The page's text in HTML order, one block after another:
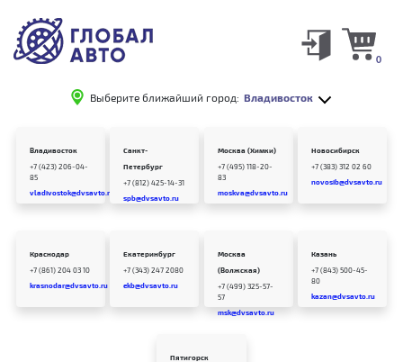
Выберите ближайший город: Владивосток
0
Владивосток
+7 (423) 206-04-
85
vladivostok@dvsavto.ru
Санкт-
Петербург
+7 (812) 425-14-31
spb@dvsavto.ru
Москва (Химки)
+7 (495) 118-20-
83
moskva@dvsavto.ru
Новосибирск
+7 (383) 312 02 60
novosib@dvsavto.ru
Краснодар
+7 (861) 204 03 10
krasnodar@dvsavto.ru
Екатеринбург
+7 (343) 247 2080
ekb@dvsavto.ru
Москва
(Волжская)
+7 (499) 325-57-
57
msk@dvsavto.ru
Казань
+7 (843) 500-45-
80
kazan@dvsavto.ru
Пятигорск